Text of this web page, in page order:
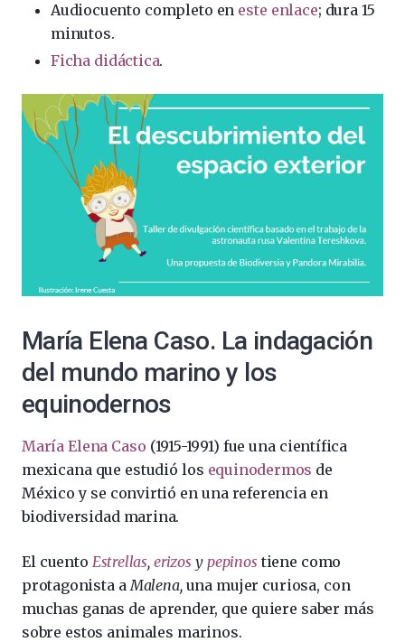
Audiocuento completo en este enlace; dura 15
minutos.
Ficha didáctica.
María Elena Caso. La indagación
del mundo marino y los
equinodernos
María Elena Caso (1915-1991) fue una científica
mexicana que estudió los equinodermos de
México y se convirtió en una referencia en
biodiversidad marina.
El cuento Estrellas,erizos y pepinos tiene como
protagonista a Malena, una mujer curiosa, con
muchas ganas de aprender, que quiere saber más
sobre estos animales marinos.